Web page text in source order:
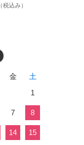
（税込み）
金
土
1
7 8
14 15